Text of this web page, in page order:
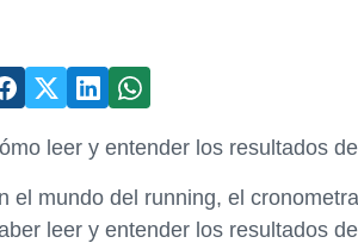
leer y entender los resultados
el mundo del running, el
leer y entender los resultados